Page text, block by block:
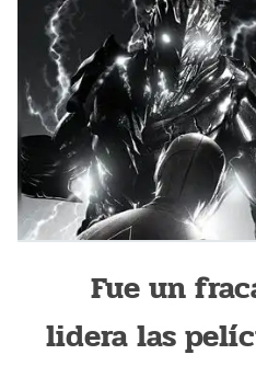
Fue un
lidera las